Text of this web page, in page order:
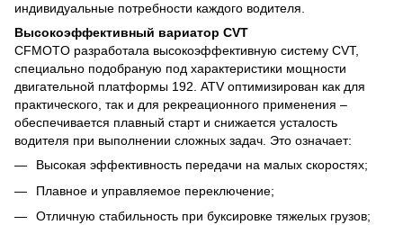
индивидуальные потребности каждого водителя.
Высокоэффективный вариатор CVT
CFMOTO разработала высокоэффективную систему CVT,
специально подобраную под характеристики мощности
двигательной платформы 192. ATV оптимизирован как для
практического, так и для рекреационного применения –
обеспечивается плавный старт и снижается усталость
водителя при выполнении сложных задач. Это означает:
Высокая эффективность передачи на малых скоростях;
Плавное и управляемое переключение;
Отличную стабильность при буксировке тяжелых грузов;